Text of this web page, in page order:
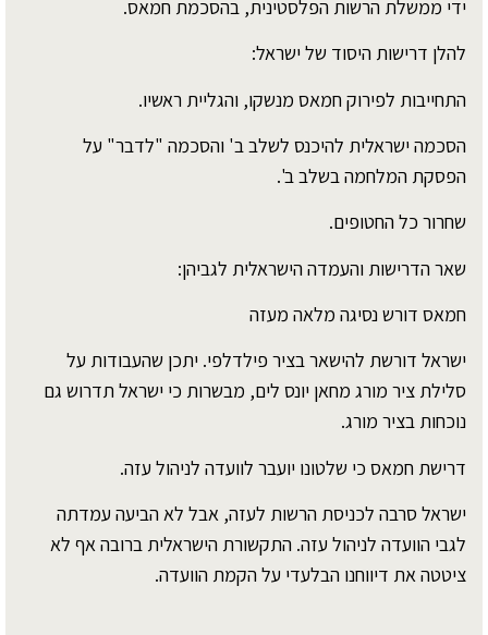
ידי ממשלת הרשות הפלסטינית, בהסכמת חמאס.
להלן דרישות היסוד של ישראל:
התחייבות לפירוק חמאס מנשקו, והגליית ראשיו.
הסכמה ישראלית להיכנס לשלב ב' והסכמה "לדבר" על
הפסקת המלחמה בשלב ב'.
שחרור כל החטופים.
שאר הדרישות והעמדה הישראלית לגביהן:
חמאס דורש נסיגה מלאה מעזה
ישראל דורשת להישאר בציר פילדלפי. יתכן שהעבודות על
סלילת ציר מורג מחאן יונס לים, מבשרות כי ישראל תדרוש גם
נוכחות בציר מורג.
דרישת חמאס כי שלטונו יועבר לוועדה לניהול עזה.
ישראל סרבה לכניסת הרשות לעזה, אבל לא הביעה עמדתה
לגבי הוועדה לניהול עזה. התקשורת הישראלית ברובה אף לא
ציטטה את דיווחנו הבלעדי על הקמת הוועדה.